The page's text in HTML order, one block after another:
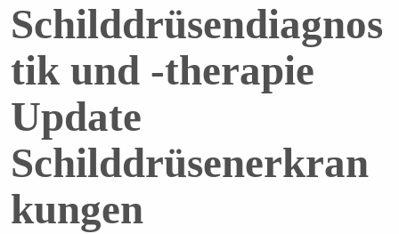
Schilddrüsendiagnos
tik und -therapie
Update
Schilddrüsenerkran
kungen